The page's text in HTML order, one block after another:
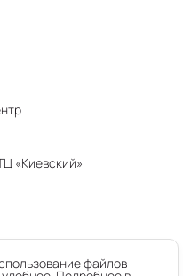
«Киевский»
файлов